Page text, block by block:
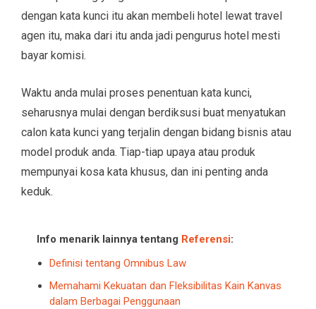
dengan kata kunci itu akan membeli hotel lewat travel
agen itu, maka dari itu anda jadi pengurus hotel mesti
bayar komisi.
Waktu anda mulai proses penentuan kata kunci,
seharusnya mulai dengan berdiksusi buat menyatukan
calon kata kunci yang terjalin dengan bidang bisnis atau
model produk anda. Tiap-tiap upaya atau produk
mempunyai kosa kata khusus, dan ini penting anda
keduk.
Info menarik lainnya tentang Referensi:
Definisi tentang Omnibus Law
Memahami Kekuatan dan Fleksibilitas Kain Kanvas
dalam Berbagai Penggunaan